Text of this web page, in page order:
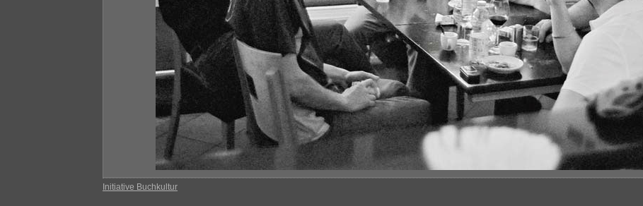
Initiative Buchkultur